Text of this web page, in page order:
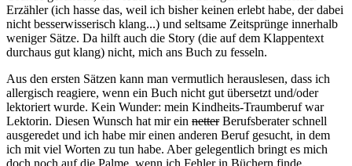
Erzähler (ich hasse das, weil ich bisher keinen erlebt habe, der dabei
nicht besserwisserisch klang...) und seltsame Zeitsprünge innerhalb
weniger Sätze. Da hilft auch die Story (die auf dem Klappentext
durchaus gut klang) nicht, mich ans Buch zu fesseln.
Aus den ersten Sätzen kann man vermutlich herauslesen, dass ich
allergisch reagiere, wenn ein Buch nicht gut übersetzt und/oder
lektoriert wurde. Kein Wunder: mein Kindheits-Traumberuf war
Lektorin. Diesen Wunsch hat mir ein netterBerufsberater schnell
ausgeredet und ich habe mir einen anderen Beruf gesucht, in dem
ich mit viel Worten zu tun habe. Aber gelegentlich bringt es mich
doch noch auf die Palme, wenn ich Fehler in Büchern finde.